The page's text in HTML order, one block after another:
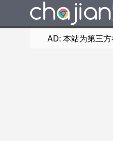
AD: 本站为第三